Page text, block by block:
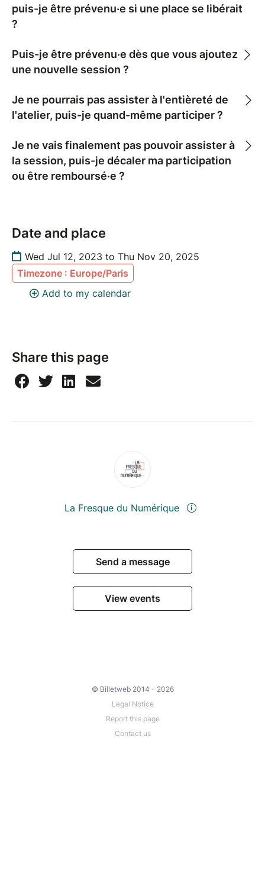
puis-je être prévenu·e si une place se libérait
?
Puis-je être prévenu·e dès que vous ajoutez
une nouvelle session ?
Je ne pourrais pas assister à l'entièreté de
l'atelier, puis-je quand-même participer ?
Je ne vais finalement pas pouvoir assister à
la session, puis-je décaler ma participation
ou être remboursé·e ?
Date and place
Wed Jul 12, 2023 to Thu Nov 20, 2025
Timezone : Europe/Paris
Add to my calendar
Share this page
La Fresque du Numérique
Send a message
View events
© Billetweb 2014 - 2026
Legal Notice
Report this page
Contact us